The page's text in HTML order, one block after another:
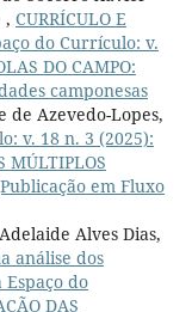
, CURRÍCULO E
do Currículo: v.
DO CAMPO:
camponesas
de Azevedo-Lopes,
v. 18 n. 3 (2025):
MÚLTIPLOS
em Fluxo
Alves Dias,
análise dos
Espaço do
DAS